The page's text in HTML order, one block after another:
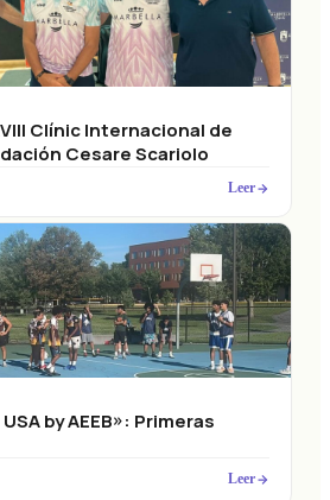
Clínic Internacional de
Cesare Scariolo
Leer
by AEEB»: Primeras
Leer